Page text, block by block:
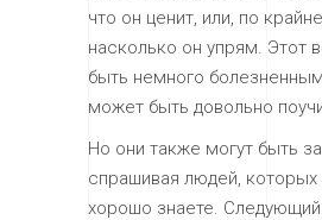
что он ценит, или, по
насколько он упрям. Этот
быть немного
может быть довольно
Но они также могут быть
спрашивая людей,
хорошо знаете.